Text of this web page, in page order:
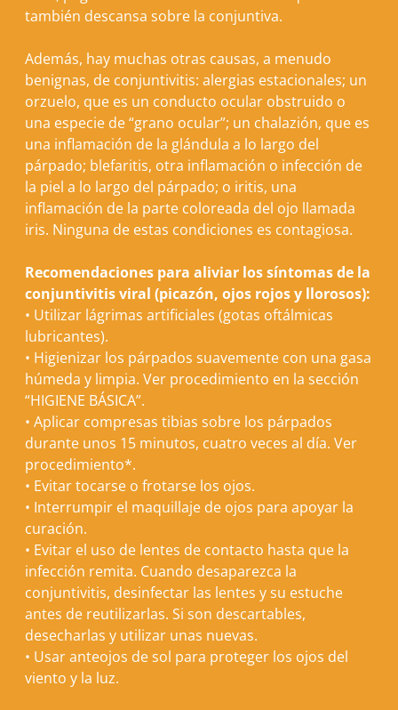
también descansa sobre la conjuntiva.
Además, hay muchas otras causas, a menudo
benignas, de conjuntivitis: alergias estacionales; un
orzuelo, que es un conducto ocular obstruido o
una especie de “grano ocular”; un chalazión, que es
una inflamación de la glándula a lo largo del
párpado; blefaritis, otra inflamación o infección de
la piel a lo largo del párpado; o iritis, una
inflamación de la parte coloreada del ojo llamada
iris. Ninguna de estas condiciones es contagiosa.
Recomendaciones para aliviar los síntomas de la
conjuntivitis viral (picazón, ojos rojos y llorosos):
• Utilizar lágrimas artificiales (gotas oftálmicas
lubricantes).
• Higienizar los párpados suavemente con una gasa
húmeda y limpia. Ver procedimiento en la sección
“HIGIENE BÁSICA”.
• Aplicar compresas tibias sobre los párpados
durante unos 15 minutos, cuatro veces al día. Ver
procedimiento*.
• Evitar tocarse o frotarse los ojos.
• Interrumpir el maquillaje de ojos para apoyar la
curación.
• Evitar el uso de lentes de contacto hasta que la
infección remita. Cuando desaparezca la
conjuntivitis, desinfectar las lentes y su estuche
antes de reutilizarlas. Si son descartables,
desecharlas y utilizar unas nuevas.
• Usar anteojos de sol para proteger los ojos del
viento y la luz.